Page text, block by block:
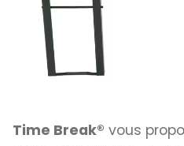
Time Break® vous